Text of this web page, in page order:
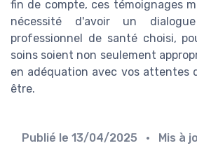
fin de compte, ces témoignages
nécessité d'avoir un
professionnel de santé choisi,
soins soient non seulement
en adéquation avec vos attentes
être.
Publié le 13/04/2025 • Mis à